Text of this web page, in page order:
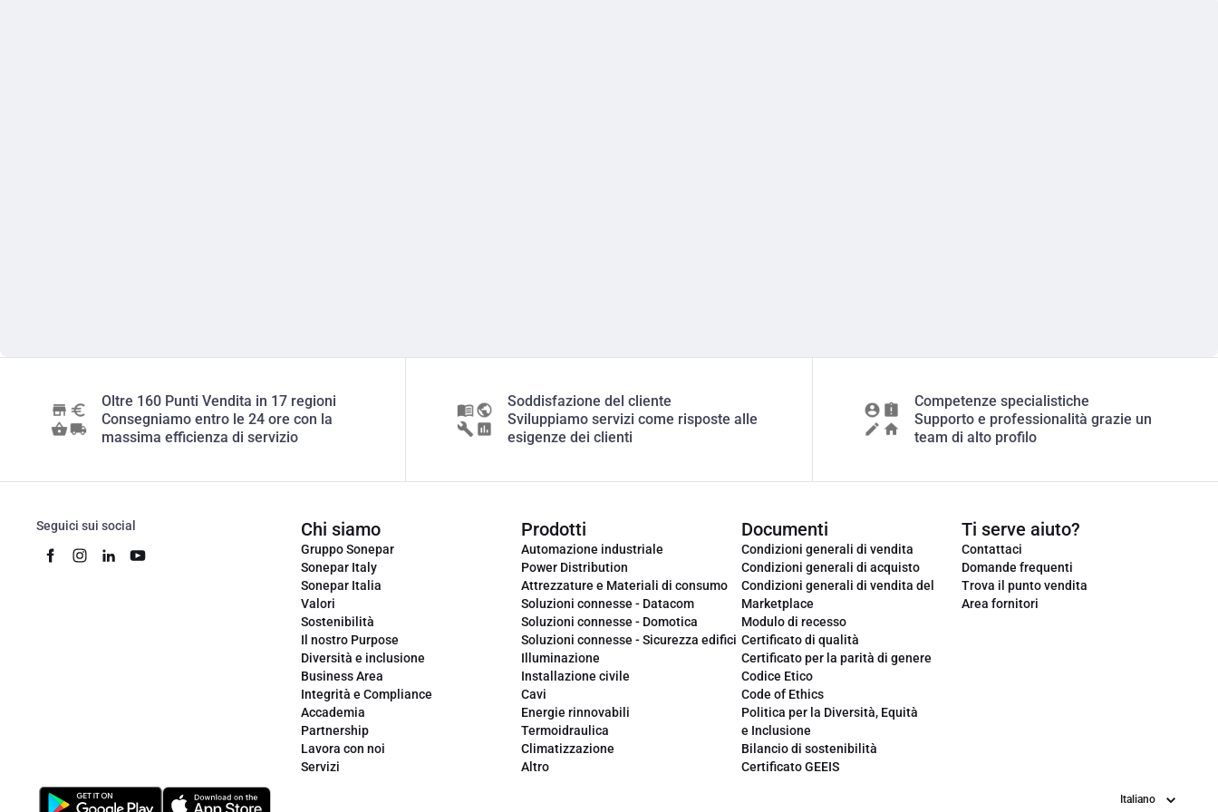
Oltre 160 Punti Vendita in 17 regioni
Consegniamo entro le 24 ore con la
massima efficienza di servizio
Soddisfazione del cliente
Sviluppiamo servizi come risposte alle
esigenze dei clienti
Competenze specialistiche
Supporto e professionalità grazie un
team di alto profilo
Seguici sui social Chi siamo
Gruppo Sonepar
Sonepar Italy
Sonepar Italia
Valori
Sostenibilità
Il nostro Purpose
Diversità e inclusione
Business Area
Integrità e Compliance
Accademia
Partnership
Lavora con noi
Servizi
Prodotti
Automazione industriale
Power Distribution
Attrezzature e Materiali di consumo
Soluzioni connesse - Datacom
Soluzioni connesse - Domotica
Soluzioni connesse - Sicurezza edifici
Illuminazione
Installazione civile
Cavi
Energie rinnovabili
Termoidraulica
Climatizzazione
Altro
Documenti
Condizioni generali di vendita
Condizioni generali di acquisto
Condizioni generali di vendita del
Marketplace
Modulo di recesso
Certificato di qualità
Certificato per la parità di genere
Codice Etico
Code of Ethics
Politica per la Diversità, Equità
e Inclusione
Bilancio di sostenibilità
Certificato GEEIS
Ti serve aiuto?
Contattaci
Domande frequenti
Trova il punto vendita
Area fornitori
Lingua